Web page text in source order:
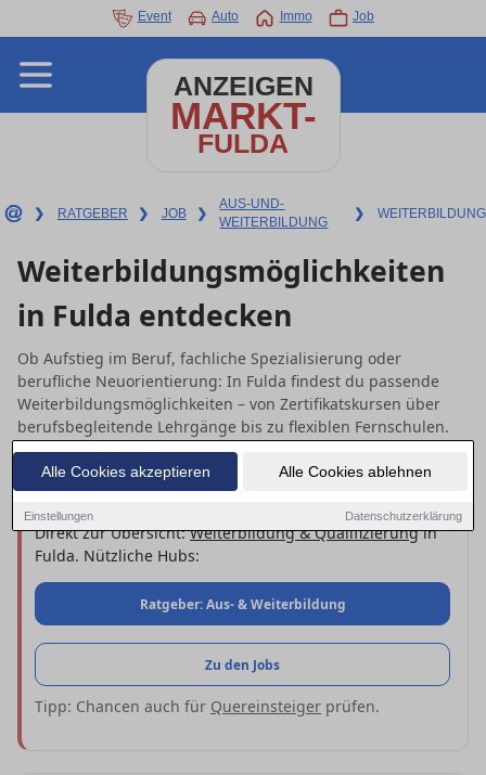
Alle Cookies akzeptieren Alle Cookies ablehnen
Einstellungen Datenschutzerklärung
Event Auto Immo Job
ANZEIGEN
MARKT-
FULDA
❯ RATGEBER ❯ JOB ❯
AUS-UND-
WEITERBILDUNG
❯ WEITERBILDUNG
Weiterbildungsmöglichkeiten
in Fulda entdecken
Ob Aufstieg im Beruf, fachliche Spezialisierung oder
berufliche Neuorientierung: In Fulda findest du passende
Weiterbildungsmöglichkeiten – von Zertifikatskursen über
berufsbegleitende Lehrgänge bis zu flexiblen Fernschulen.
Schnell starten
Direkt zur Übersicht:Weiterbildung & Qualifizierungin
Fulda. Nützliche Hubs:
Ratgeber: Aus- & Weiterbildung
Zu den Jobs
Tipp: Chancen auch für Quereinsteiger prüfen.